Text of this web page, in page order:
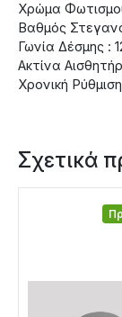
Χρώμα
Βαθμός
Γωνία Δέσμης :
Ακτίνα
Χρονική
Σχετικά